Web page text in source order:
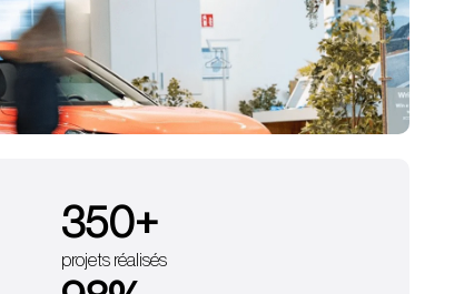
projets réalisés
350+